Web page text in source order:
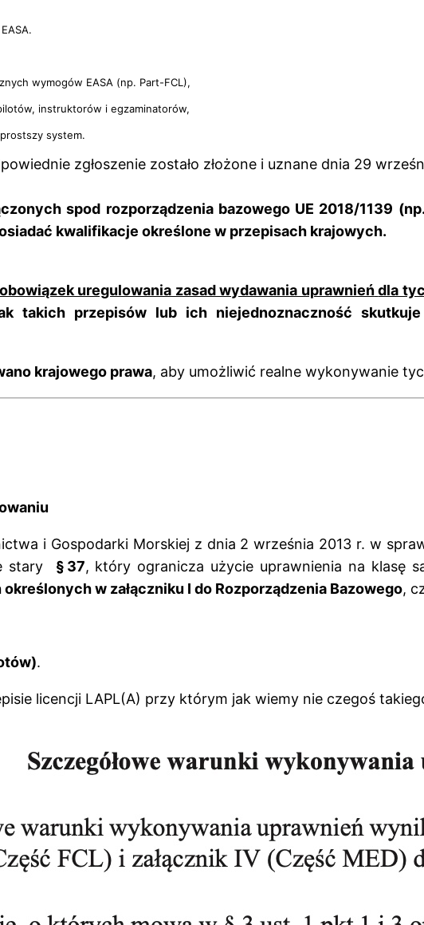
wymogów EASA (np. Part-FCL),
instruktorów i egzaminatorów,
system.
zgłoszenie zostało złożone i uznane dnia 29
spod rozporządzenia bazowego UE 2018/1139
kwalifikacje określone w przepisach krajowych.
uregulowania zasad wydawania uprawnień dla
takich przepisów lub ich niejednoznaczność skutkuje
krajowego prawa, aby umożliwić realne wykonywanie
i Gospodarki Morskiej z dnia 2 września 2013 r. w
stary § 37, który ogranicza użycie uprawnienia na klasę
w załączniku I do Rozporządzenia Bazowego,
.
licencji LAPL(A) przy którym jak wiemy nie czegoś